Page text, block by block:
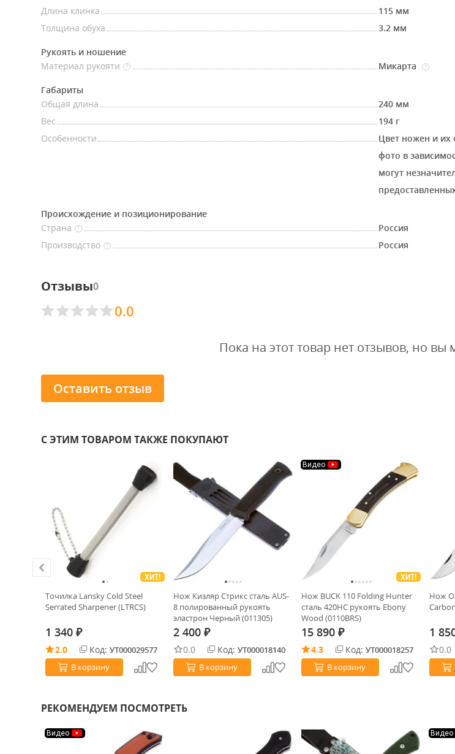
Длина клинка
115 мм
Толщина обуха
3.2 мм
Рукоять и ношение
Материал рукояти
? Микарта ?
Габариты
Общая длина
240 мм
Вес
194 г
Особенности
Цвет ножен и их
фото в
могут
Происхождение и позиционирование
Страна
?
Россия
Производство
? Россия
Отзывы0
0.0
Пока на этот товар нет отзывов, но
Оставить отзыв
С ЭТИМ ТОВАРОМ ТАКЖЕ ПОКУПАЮТ
ХИТ!
Точилка Lansky Cold Steel
Serrated Sharpener (LTRCS)
1 340 ₽
2.0 Код: УТ000029577
В корзину
Нож Кизляр Стрикс сталь AUS-
8 полированный рукоять
эластрон Черный (011305)
2 400 ₽
0.0 Код: УТ000018140
В корзину
Видео
ХИТ!
Нож BUCK 110 Folding Hunter
сталь 420HC рукоять Ebony
Wood (0110BRS)
15 890 ₽
4.3 Код: УТ000018257
В корзину
Нож
1
0.0
РЕКОМЕНДУЕМ ПОСМОТРЕТЬ
Видео Видео